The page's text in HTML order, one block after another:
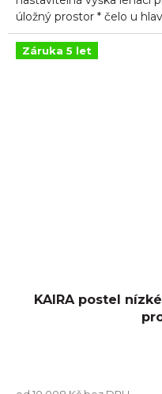
úložný prostor * čelo u
Záruka 5 let
KAIRA postel